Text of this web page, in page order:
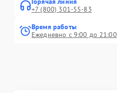
+7 (800) 301-55-83
Время работы
Ежедневно с 9:00 до 21:00